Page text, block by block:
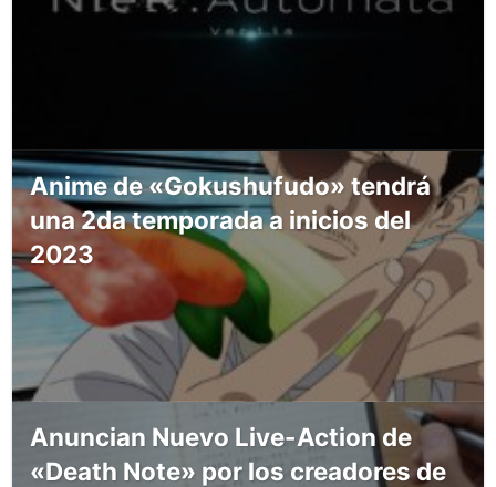
Anime de «Gokushufudo» tendrá
una 2da temporada a inicios del
2023
Anuncian Nuevo Live-Action de
«Death Note» por los creadores de